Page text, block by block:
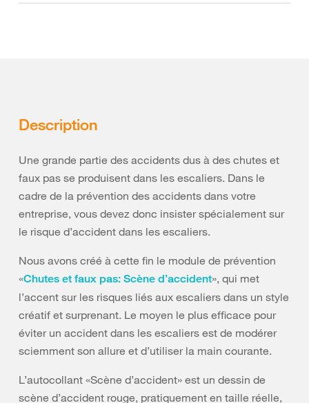
Description
Une grande partie des accidents dus à des chutes et
faux pas se produisent dans les escaliers. Dans le
cadre de la prévention des accidents dans votre
entreprise, vous devez donc insister spécialement sur
le risque d’accident dans les escaliers.
Nous avons créé à cette fin le module de prévention
«Chutes et faux pas: Scène d’accident», qui met
l’accent sur les risques liés aux escaliers dans un style
créatif et surprenant. Le moyen le plus efficace pour
éviter un accident dans les escaliers est de modérer
sciemment son allure et d’utiliser la main courante.
L’autocollant «Scène d’accident» est un dessin de
scène d’accident rouge, pratiquement en taille réelle,